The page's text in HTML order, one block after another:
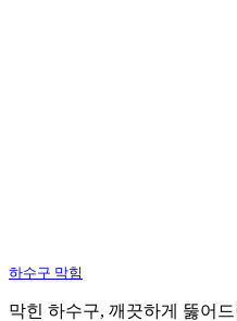
하수구 막힘
막힌 하수구, 깨끗하게 뚫어